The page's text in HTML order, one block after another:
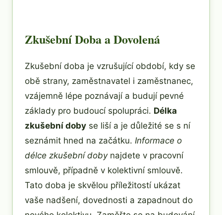
Zkušební Doba a Dovolená
Zkušební doba je vzrušující období, kdy se
obě strany, zaměstnavatel i zaměstnanec,
vzájemně lépe poznávají a budují pevné
základy pro budoucí spolupráci. Délka
zkušební doby se liší a je důležité se s ní
seznámit hned na začátku. Informace o
délce zkušební dobynajdete v pracovní
smlouvě, případně v kolektivní smlouvě.
Tato doba je skvělou příležitostí ukázat
vaše nadšení, dovednosti a zapadnout do